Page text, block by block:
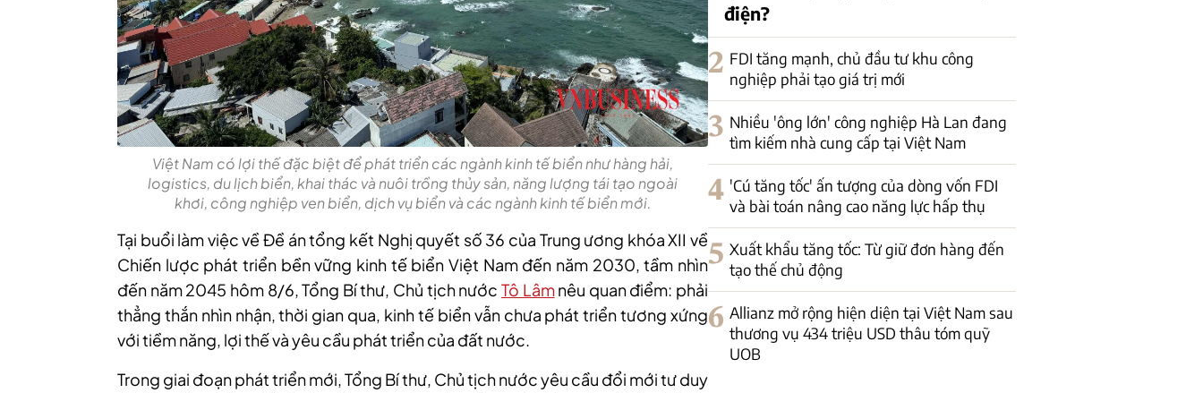
Việt Nam có lợi thế đặc biệt để phát triển các ngành kinh tế biển như hàng hải,
logistics, du lịch biển, khai thác và nuôi trồng thủy sản, năng lượng tái tạo ngoài
khơi, công nghiệp ven biển, dịch vụ biển và các ngành kinh tế biển mới.
Tại buổi làm việc về Đề án tổng kết Nghị quyết số 36 của Trung ương khóa XII về
Chiến lược phát triển bền vững kinh tế biển Việt Nam đến năm 2030, tầm nhìn
đến năm 2045 hôm 8/6, Tổng Bí thư, Chủ tịch nước Tô Lâmnêu quan điểm: phải
thẳng thắn nhìn nhận, thời gian qua, kinh tế biển vẫn chưa phát triển tương xứng
với tiềm năng, lợi thế và yêu cầu phát triển của đất nước.
Trong giai đoạn phát triển mới, Tổng Bí thư, Chủ tịch nước yêu cầu đổi mới tư duy
điện?
2 FDI tăng mạnh, chủ đầu tư khu công
nghiệp phải tạo giá trị mới
3 Nhiều 'ông lớn' công nghiệp Hà Lan đang
tìm kiếm nhà cung cấp tại Việt Nam
4 'Cú tăng tốc' ấn tượng của dòng vốn FDI
và bài toán nâng cao năng lực hấp thụ
5 Xuất khẩu tăng tốc: Từ giữ đơn hàng đến
tạo thế chủ động
6 Allianz mở rộng hiện diện tại Việt Nam sau
thương vụ 434 triệu USD thâu tóm quỹ
UOB